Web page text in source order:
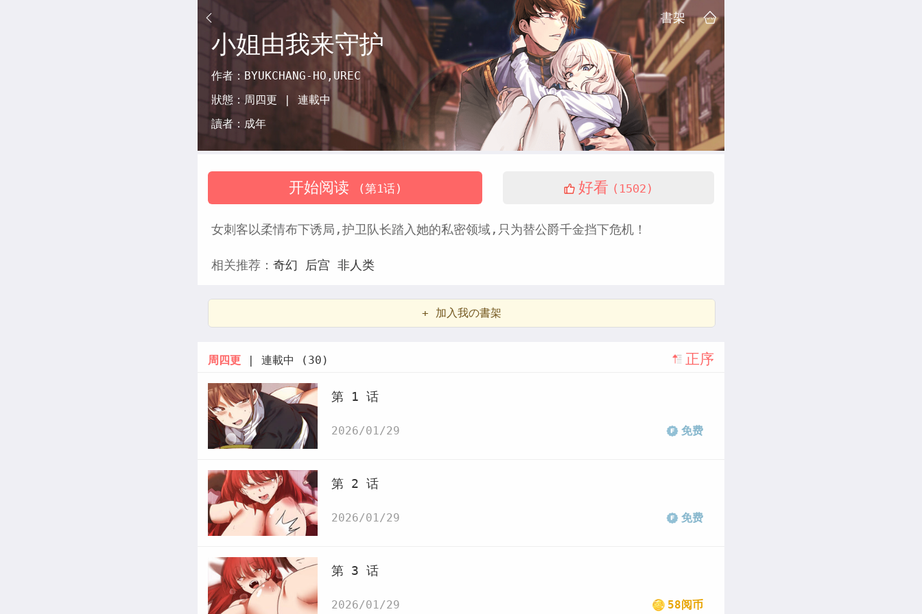
書架
小姐由我来守护
作者： BYUKCHANG-HO,UREC
狀態： 周四更 | 連載中
讀者： 成年
开始阅读 (第1话) 好看 (1502)
女刺客以柔情布下诱局,护卫队长踏入她的私密领域,只为替公爵千金挡下危机！
相关推荐： 奇幻 后宫 非人类
+ 加入我の書架
周四更 | 連載中 (30) 正序
第 1 话
2026/01/29 免费
第 2 话
2026/01/29 免费
第 3 话
2026/01/29 58阅币